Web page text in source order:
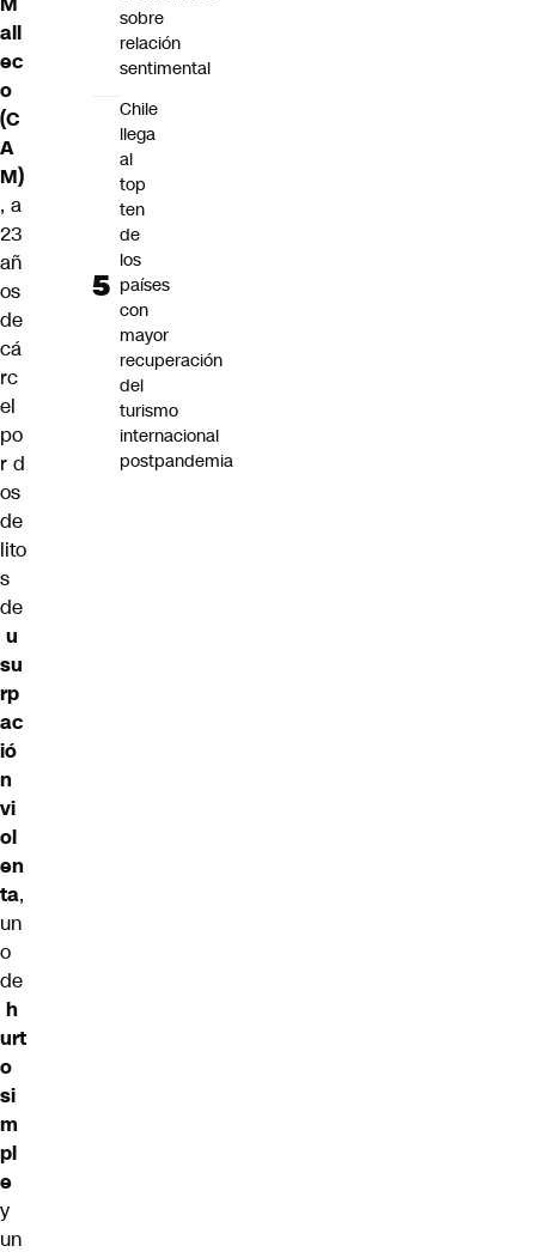
all
ec
o
(C
A
M)
, a
23
añ
os
de
cá
rc
el
po
r d
os
de
lito
s
de
u
su
rp
ac
ió
n
vi
ol
en
ta,
un
o
de
h
urt
o
si
m
pl
e
y
un
sobre
relación
sentimental
Chile
llega
al
top
ten
de
los
países
con
mayor
recuperación
del
turismo
internacional
postpandemia